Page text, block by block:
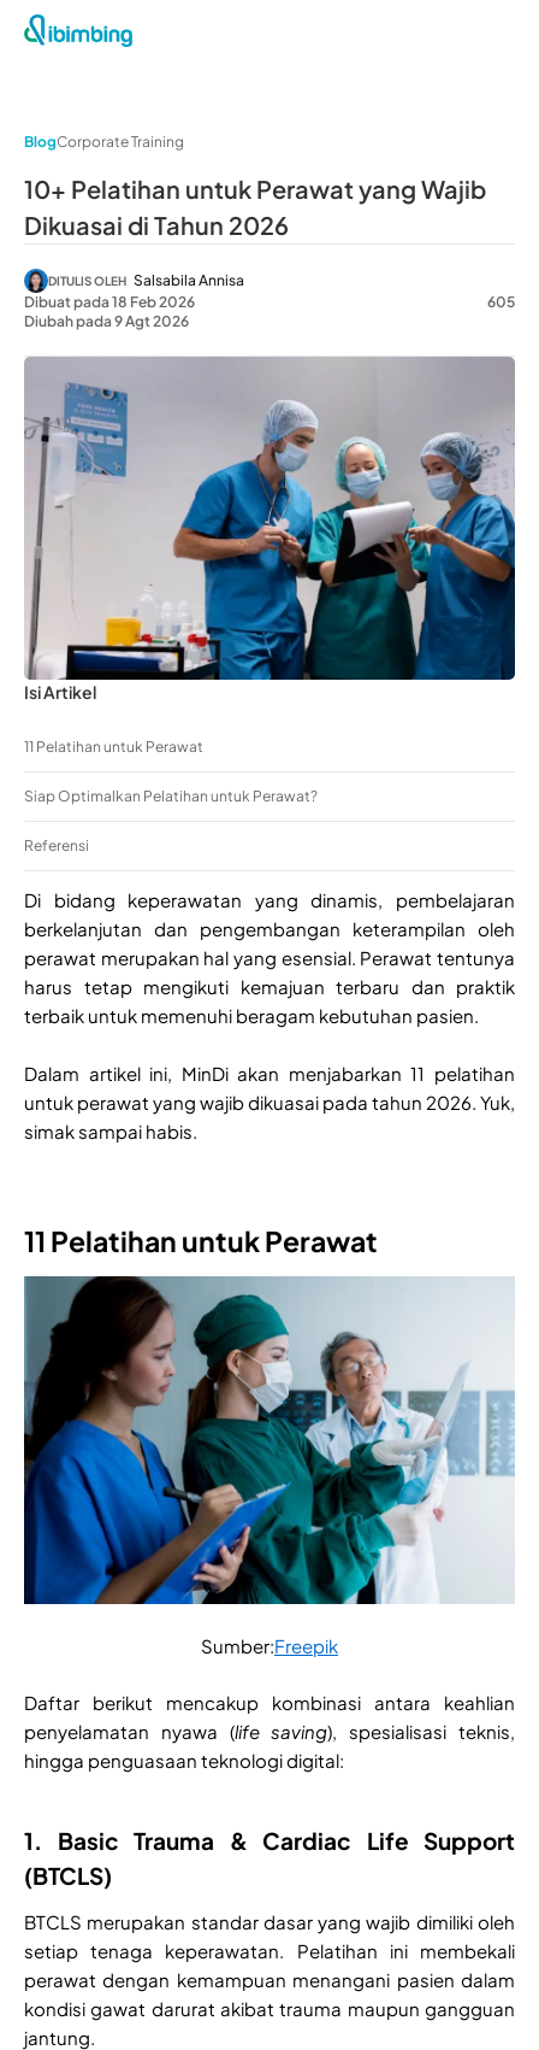
BlogCorporate Training
10+ Pelatihan untuk Perawat yang Wajib
Dikuasai di Tahun 2026
DITULIS OLEH Salsabila Annisa
Dibuat pada 18 Feb 2026
Diubah pada 9 Agt 2026
605
Isi Artikel
11 Pelatihan untuk Perawat
Siap Optimalkan Pelatihan untuk Perawat?
Referensi
Di bidang keperawatan yang dinamis, pembelajaran
berkelanjutan dan pengembangan keterampilan oleh
perawat merupakan hal yang esensial. Perawat tentunya
harus tetap mengikuti kemajuan terbaru dan praktik
terbaik untuk memenuhi beragam kebutuhan pasien.
Dalam artikel ini, MinDi akan menjabarkan 11 pelatihan
untuk perawat yang wajib dikuasai pada tahun 2026. Yuk,
simak sampai habis.
11 Pelatihan untuk Perawat
Sumber:Freepik
Daftar berikut mencakup kombinasi antara keahlian
penyelamatan nyawa (life saving), spesialisasi teknis,
hingga penguasaan teknologi digital:
1. Basic Trauma & Cardiac Life Support
(BTCLS)
BTCLS merupakan standar dasar yang wajib dimiliki oleh
setiap tenaga keperawatan. Pelatihan ini membekali
perawat dengan kemampuan menangani pasien dalam
kondisi gawat darurat akibat trauma maupun gangguan
jantung.